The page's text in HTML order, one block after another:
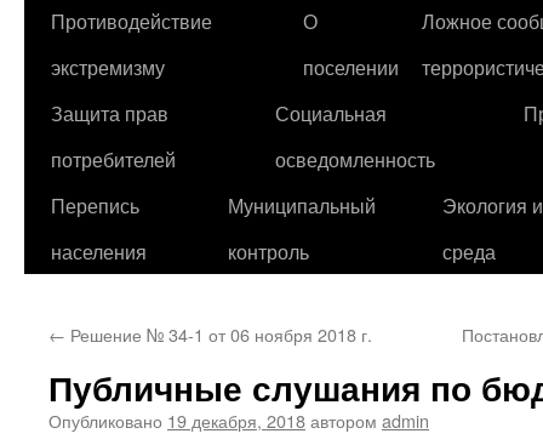
Противодействие
экстремизму
О
поселении
Ложное
Защита прав
потребителей
Социальная
осведомленность
Перепись
населения
Муниципальный
контроль
Экология
среда
← Решение № 34-1 от 06 ноября 2018 г.
Публичные слушания по
Опубликовано 19 декабря, 2018автором admin